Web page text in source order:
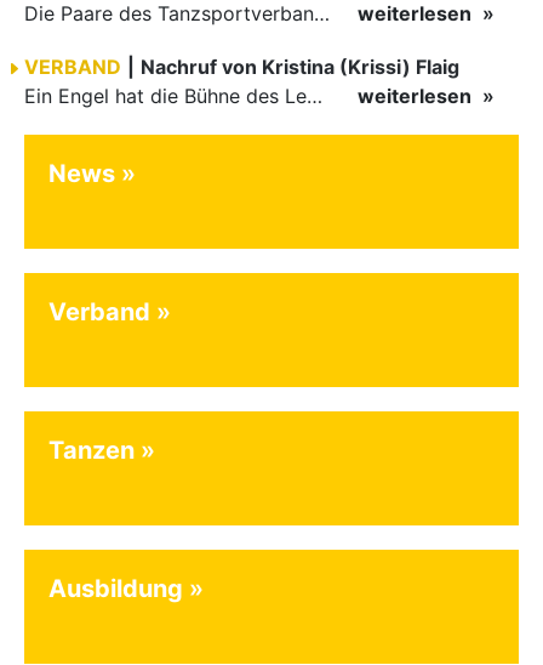
Die Paare des Tanzsportverbandes Baden-Württemberg (TBW) glänzten auf dem internationalen Parkett des Vienna Dance Concourse 2026 im Wiener Rathaus mit hervorragenden Platzierungen Ergebnisse unter: …
weiterlesen
VERBAND
Nachruf von Kristina (Krissi) Flaig
Ein Engel hat die Bühne des Lebens verlassen. Viel zu früh, plötzlich und für uns alle unfassbar, wurde unsere geliebte Kristina (Krissi) Flaig im Alter von 36 Jahren aus dem Leben gerissen. Das Tanzen…
weiterlesen
News
Verband
Tanzen
Ausbildung